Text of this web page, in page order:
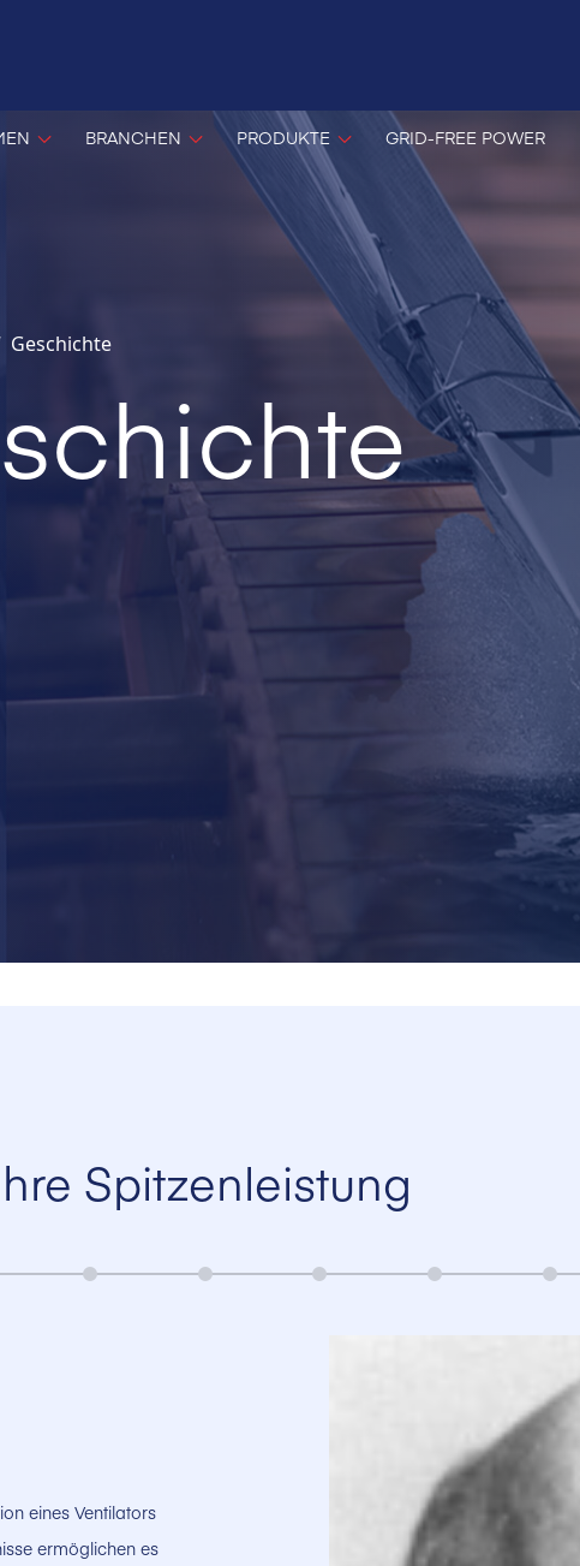
BRANCHEN PRODUKTE GRID-FREE POWER
Geschichte
Spitzenleistung
eines Ventilators
ermöglichen es